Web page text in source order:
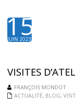
15
JUIN 2023
VISITES
FRANÇOIS MONDOT
ACTUALITÉ, BLOG,